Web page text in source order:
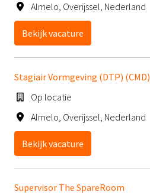
Almelo, Overijssel, Nederland
Bekijk vacature
Stagiair Vormgeving (DTP) (CMD)
Op locatie
Almelo, Overijssel, Nederland
Bekijk vacature
Supervisor The SpareRoom